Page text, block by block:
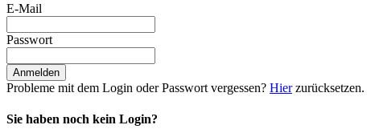
E-Mail
Passwort
Anmelden
Probleme mit dem Login oder Passwort vergessen? Hierzurücksetzen.
Sie haben noch kein Login?